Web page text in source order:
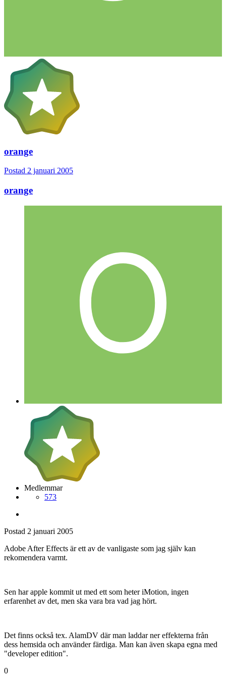
orange
Postad 2 januari 2005
orange
Medlemmar
573
Postad 2 januari 2005
Adobe After Effects är ett av de vanligaste som jag själv kan
rekomendera varmt.
Sen har apple kommit ut med ett som heter iMotion, ingen
erfarenhet av det, men ska vara bra vad jag hört.
Det finns också tex. AlamDV där man laddar ner effekterna från
dess hemsida och använder färdiga. Man kan även skapa egna med
"developer edition".
0